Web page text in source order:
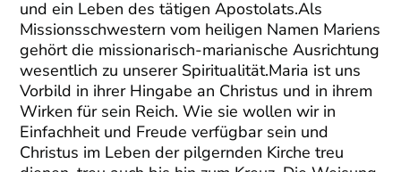
und ein Leben des tätigen Apostolats.Als
Missionsschwestern vom heiligen Namen Mariens
gehört die missionarisch-marianische Ausrichtung
wesentlich zu unserer Spiritualität.Maria ist uns
Vorbild in ihrer Hingabe an Christus und in ihrem
Wirken für sein Reich. Wie sie wollen wir in
Einfachheit und Freude verfügbar sein und
Christus im Leben der pilgernden Kirche treu